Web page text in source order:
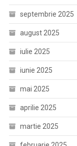
septembrie 2025
august 2025
iulie 2025
iunie 2025
mai 2025
aprilie 2025
martie 2025